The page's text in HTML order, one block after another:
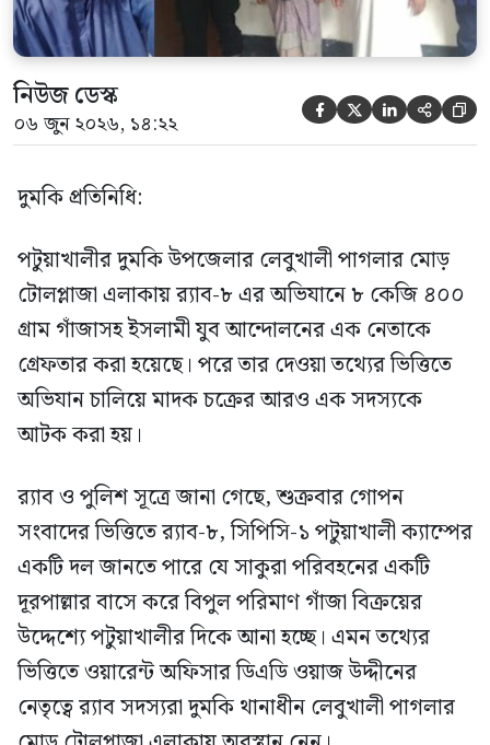
নিউজ ডেস্ক
০৬ জুন ২০২৬, ১৪:২২     
দুমকি প্রতিনিধি:
পটুয়াখালীর দুমকি উপজেলার লেবুখালী পাগলার মোড়
টোলপ্লাজা এলাকায় র‍্যাব-৮ এর অভিযানে ৮ কেজি ৪০০
গ্রাম গাঁজাসহ ইসলামী যুব আন্দোলনের এক নেতাকে
গ্রেফতার করা হয়েছে। পরে তার দেওয়া তথ্যের ভিত্তিতে
অভিযান চালিয়ে মাদক চক্রের আরও এক সদস্যকে
আটক করা হয়।
র‍্যাব ও পুলিশ সূত্রে জানা গেছে, শুক্রবার গোপন
সংবাদের ভিত্তিতে র‍্যাব-৮, সিপিসি-১ পটুয়াখালী ক্যাম্পের
একটি দল জানতে পারে যে সাকুরা পরিবহনের একটি
দূরপাল্লার বাসে করে বিপুল পরিমাণ গাঁজা বিক্রয়ের
উদ্দেশ্যে পটুয়াখালীর দিকে আনা হচ্ছে। এমন তথ্যের
ভিত্তিতে ওয়ারেন্ট অফিসার ডিএডি ওয়াজ উদ্দীনের
নেতৃত্বে র‍্যাব সদস্যরা দুমকি থানাধীন লেবুখালী পাগলার